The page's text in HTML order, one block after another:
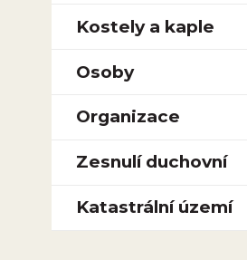
Kostely a kaple
Osoby
Organizace
Zesnulí duchovní
Katastrální území